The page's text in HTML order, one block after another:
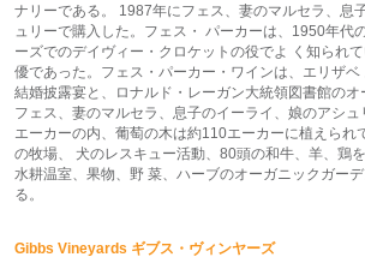
ナリーである。 1987年にフェス、妻のマルセラ、息
ュリーで購入した。フェス・ パーカーは、1950年代
ーズでのデイヴィー・クロケットの役でよ く知られ
優であった。フェス・パーカー・ワインは、エリザ
結婚披露宴と、ロナルド・レーガン大統領図書館のオ
フェス、妻のマルセラ、息子のイーライ、娘のアシ
エーカーの内、葡萄の木は約110エーカーに植えられ
の牧場、 犬のレスキュー活動、80頭の和牛、羊、鶏
水耕温室、果物、野 菜、ハーブのオーガニックガー
る。
Gibbs Vineyards ギブス・ヴィンヤーズ